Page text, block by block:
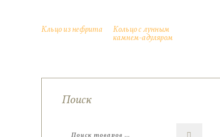
Кльцо из нефрита Кольцо с лунным
камнем-адуляром
Поиск